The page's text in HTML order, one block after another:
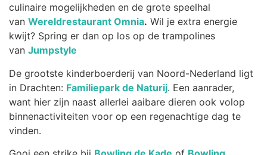
culinaire mogelijkheden en de grote speelhal
van Wereldrestaurant Omnia. Wil je extra energie
kwijt? Spring er dan op los op de trampolines
van Jumpstyle
De grootste kinderboerderij van Noord-Nederland ligt
in Drachten: Familiepark de Naturij. Een aanrader,
want hier zijn naast allerlei aaibare dieren ook volop
binnenactiviteiten voor op een regenachtige dag te
vinden.